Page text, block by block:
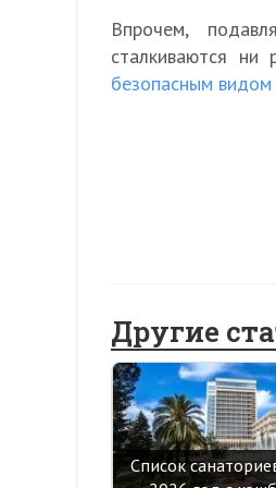
Впрочем,
сталкиваются
безопасным видом
Другие
Список